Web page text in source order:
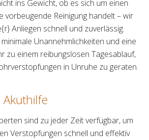
ins Gewicht, ob es sich um einen
vorbeugende Reinigung handelt – wir
Anliegen schnell und zuverlässig.
Unannehmlichkeiten und eine
zu einem reibungslosen Tagesablauf,
in Unruhe zu geraten.
Akuthilfe
sind zu jeder Zeit verfügbar, um
Verstopfungen schnell und effektiv